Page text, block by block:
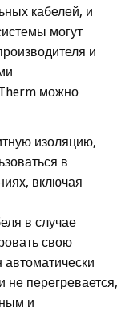
кабелей, и
могут
и
можно
изоляцию,
в
включая
в случае
свою
не перегревается,
и